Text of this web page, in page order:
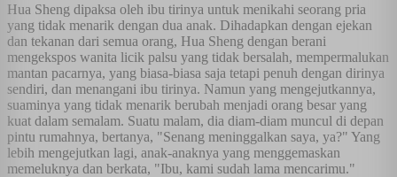
Hua Sheng dipaksa oleh ibu tirinya untuk menikahi seorang pria
yang tidak menarik dengan dua anak. Dihadapkan dengan ejekan
dan tekanan dari semua orang, Hua Sheng dengan berani
mengekspos wanita licik palsu yang tidak bersalah, mempermalukan
mantan pacarnya, yang biasa-biasa saja tetapi penuh dengan dirinya
sendiri, dan menangani ibu tirinya. Namun yang mengejutkannya,
suaminya yang tidak menarik berubah menjadi orang besar yang
kuat dalam semalam. Suatu malam, dia diam-diam muncul di depan
pintu rumahnya, bertanya, "Senang meninggalkan saya, ya?" Yang
lebih mengejutkan lagi, anak-anaknya yang menggemaskan
memeluknya dan berkata, "Ibu, kami sudah lama mencarimu."